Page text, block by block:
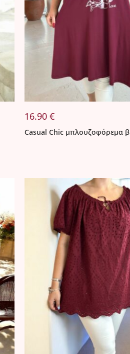
16.90 €
Casual Chic μπλουζοφόρεμα